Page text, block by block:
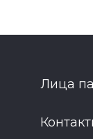
Лица